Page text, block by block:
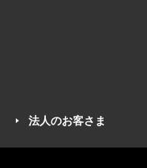
法人のお客さま